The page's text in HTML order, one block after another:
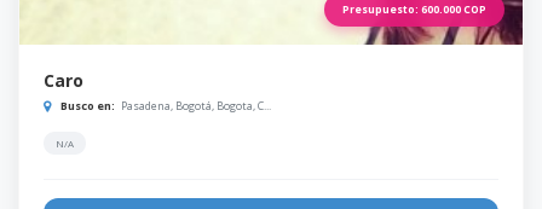
Presupuesto: 600.000COP
Caro
Busco en: Pasadena, Bogotá, Bogota, C...
N/A